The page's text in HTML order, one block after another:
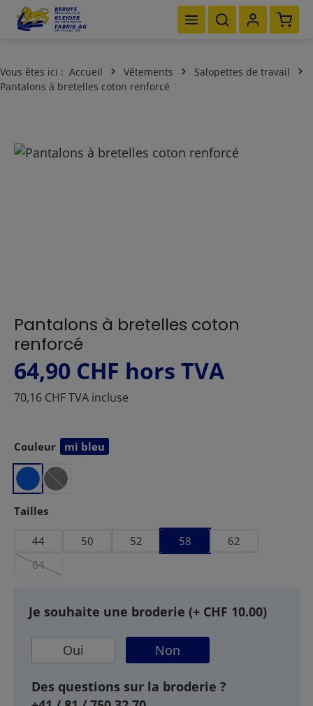
Passer au contenu principal Le
Vous êtes ici : Accueil Vêtements
Salopettes de travail
Pantalons à bretelles coton renforcé
Ignorer la galerie d'images
Pantalons à bretelles coton
renforcé
64,90 CHF hors TVA
70,16 CHF TVA incluse
Sélectionnez
Couleur mi bleu
n
o
i
Sélectionnez
Tailles
44 50 52 58
62
64
(Cette option n'est pas disponible pour le moment.)
Je souhaite une broderie (+ CHF 10.00)
Oui Non
Des questions sur la broderie ?